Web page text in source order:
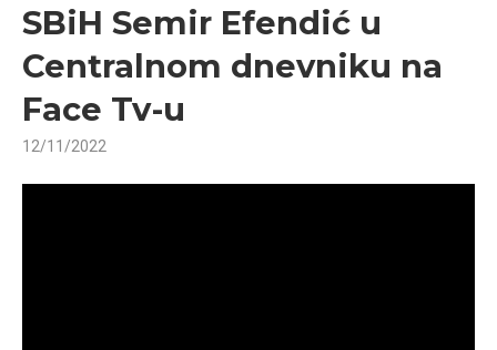
SBiH Semir Efendić u
Centralnom dnevniku na
Face Tv-u
12/11/2022